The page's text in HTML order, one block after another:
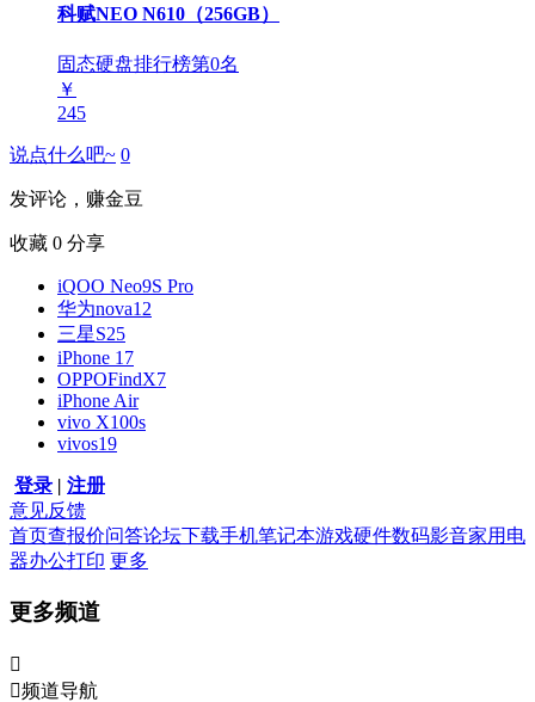
科赋NEO N610（256GB）
固态硬盘排行榜第0名
￥
245
说点什么吧~ 0
发评论，赚金豆
收藏 0 分享
iQOO Neo9S Pro
华为nova12
三星S25
iPhone 17
OPPOFindX7
iPhone Air
vivo X100s
vivos19
登录 | 注册
意见反馈
首页查报价问答论坛下载手机笔记本游戏硬件数码影音家用电
器办公打印 更多
更多频道

频道导航